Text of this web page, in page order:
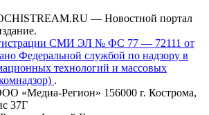
— Новостной портал
СМИ ЭЛ № ФС 77 — 72111 от
Федеральной службой по надзору в
технологий и массовых
.
«Медиа-Регион» 156000 г. Кострома,
37Г